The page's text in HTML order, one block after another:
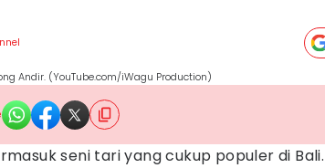
Andir. (YouTube.com/iWagu Production)
seni tari yang cukup populer di